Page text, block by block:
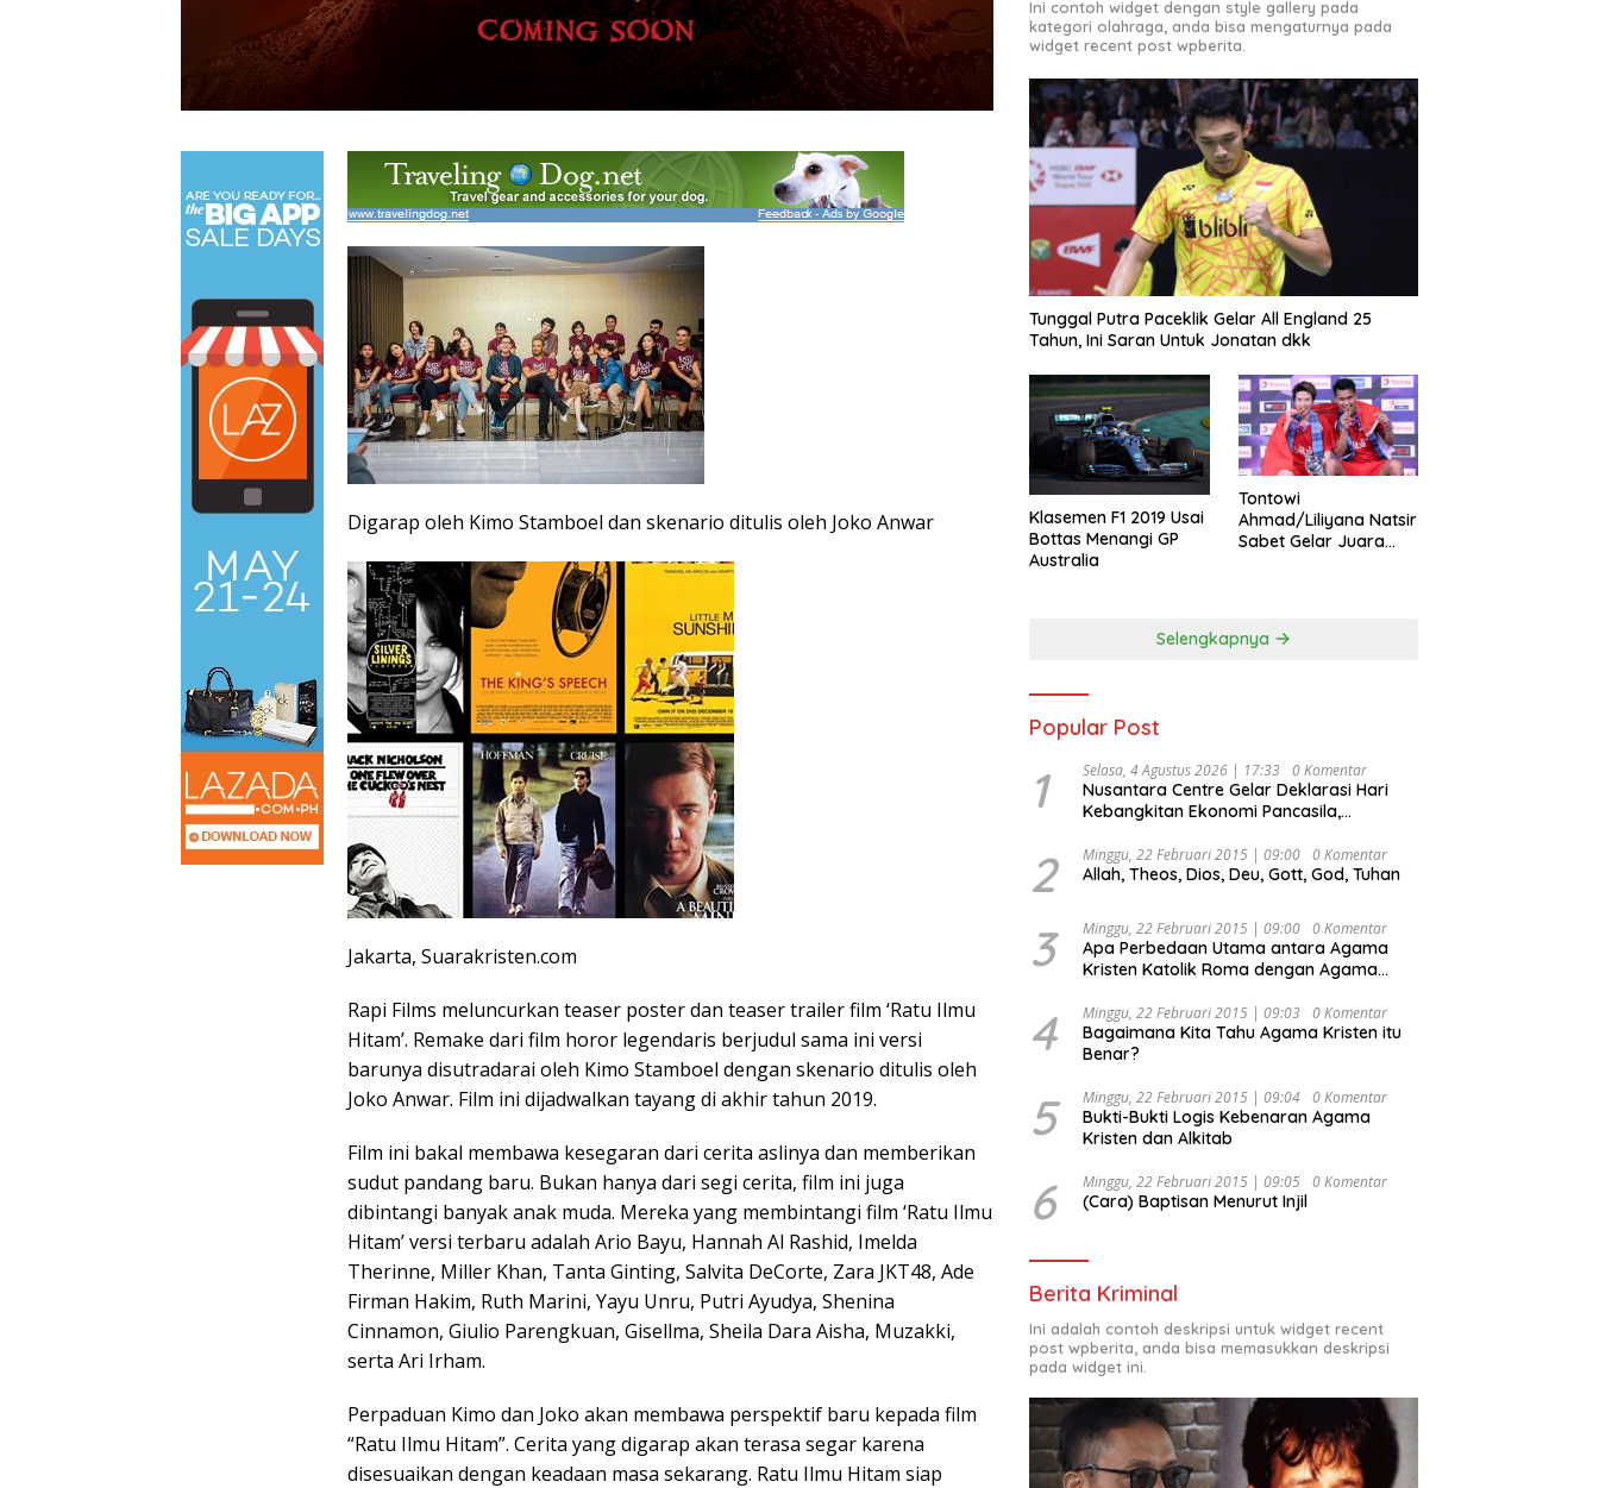
Digarap oleh Kimo Stamboel dan skenario ditulis oleh Joko Anwar
Jakarta, Suarakristen.com
Rapi Films meluncurkan teaser poster dan teaser trailer film ‘Ratu Ilmu
Hitam’. Remake dari film horor legendaris berjudul sama ini versi
barunya disutradarai oleh Kimo Stamboel dengan skenario ditulis oleh
Joko Anwar. Film ini dijadwalkan tayang di akhir tahun 2019.
Film ini bakal membawa kesegaran dari cerita aslinya dan memberikan
sudut pandang baru. Bukan hanya dari segi cerita, film ini juga
dibintangi banyak anak muda. Mereka yang membintangi film ‘Ratu Ilmu
Hitam’ versi terbaru adalah Ario Bayu, Hannah Al Rashid, Imelda
Therinne, Miller Khan, Tanta Ginting, Salvita DeCorte, Zara JKT48, Ade
Firman Hakim, Ruth Marini, Yayu Unru, Putri Ayudya, Shenina
Cinnamon, Giulio Parengkuan, Gisellma, Sheila Dara Aisha, Muzakki,
serta Ari Irham.
Perpaduan Kimo dan Joko akan membawa perspektif baru kepada film
“Ratu Ilmu Hitam”. Cerita yang digarap akan terasa segar karena
disesuaikan dengan keadaan masa sekarang. Ratu Ilmu Hitam siap
Ini contoh widget dengan style gallery pada
kategori olahraga, anda bisa mengaturnya pada
widget recent post wpberita.
Tunggal Putra Paceklik Gelar All England 25
Tahun, Ini Saran Untuk Jonatan dkk
Klasemen F1 2019 Usai
Bottas Menangi GP
Australia
Tontowi
Ahmad/Liliyana Natsir
Sabet Gelar Juara
Selengkapnya
Popular Post
1 Selasa, 4 Agustus 2026 | 17:33 0 Komentar
Nusantara Centre Gelar Deklarasi Hari
Kebangkitan Ekonomi Pancasila,
Djojohadikusumo Anti Penjajahan
(Pergolakan Ekonomi Politik Indonesia) &
Undang Perekonomian Nasional dan
Kesejahteraan Sosial dalam Menata
Bangsa Menuju Indonesia Emas 2045”,
2 Minggu, 22 Februari 2015 | 09:00 0 Komentar
Allah, Theos, Dios, Deu, Gott, God, Tuhan
3 Minggu, 22 Februari 2015 | 09:00 0 Komentar
Apa Perbedaan Utama antara Agama
Kristen Katolik Roma dengan Agama
4 Minggu, 22 Februari 2015 | 09:03 0 Komentar
Bagaimana Kita Tahu Agama Kristen itu
Benar?
5 Minggu, 22 Februari 2015 | 09:04 0 Komentar
Bukti-Bukti Logis Kebenaran Agama
Kristen dan Alkitab
6 Minggu, 22 Februari 2015 | 09:05 0 Komentar
(Cara) Baptisan Menurut Injil
Berita Kriminal
Ini adalah contoh deskripsi untuk widget recent
post wpberita, anda bisa memasukkan deskripsi
pada widget ini.